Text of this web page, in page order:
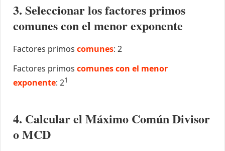
3. Seleccionar los factores primos
comunes con el menor exponente
Factores primos comunes: 2
Factores primos comunes con el menor
exponente: 21
4. Calcular el Máximo Común Divisor
o MCD